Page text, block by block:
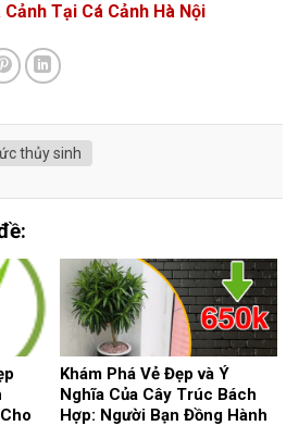
Tại Cá Cảnh Hà Nội
thủy sinh
Khám Phá Vẻ Đẹp và Ý
Nghĩa Của Cây Trúc Bách
Hợp: Người Bạn Đồng Hành